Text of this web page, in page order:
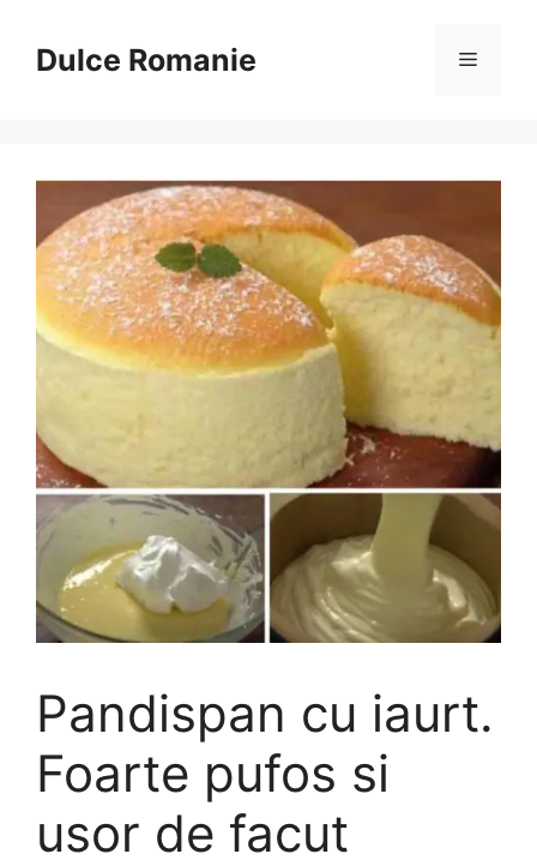
conținutDulce Romanie Meniu
Pandispan cu iaurt.
Foarte pufos si
usor de facut